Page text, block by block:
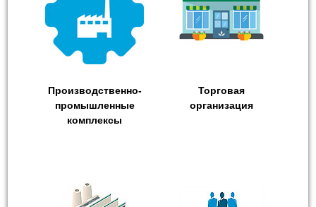
Производственно-
промышленные
комплексы
Торговая
организация